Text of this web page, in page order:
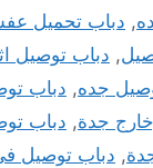
, دباب تحميل
, دباب توصيل
جده, دباب
جدة, دباب
, دباب توصيل